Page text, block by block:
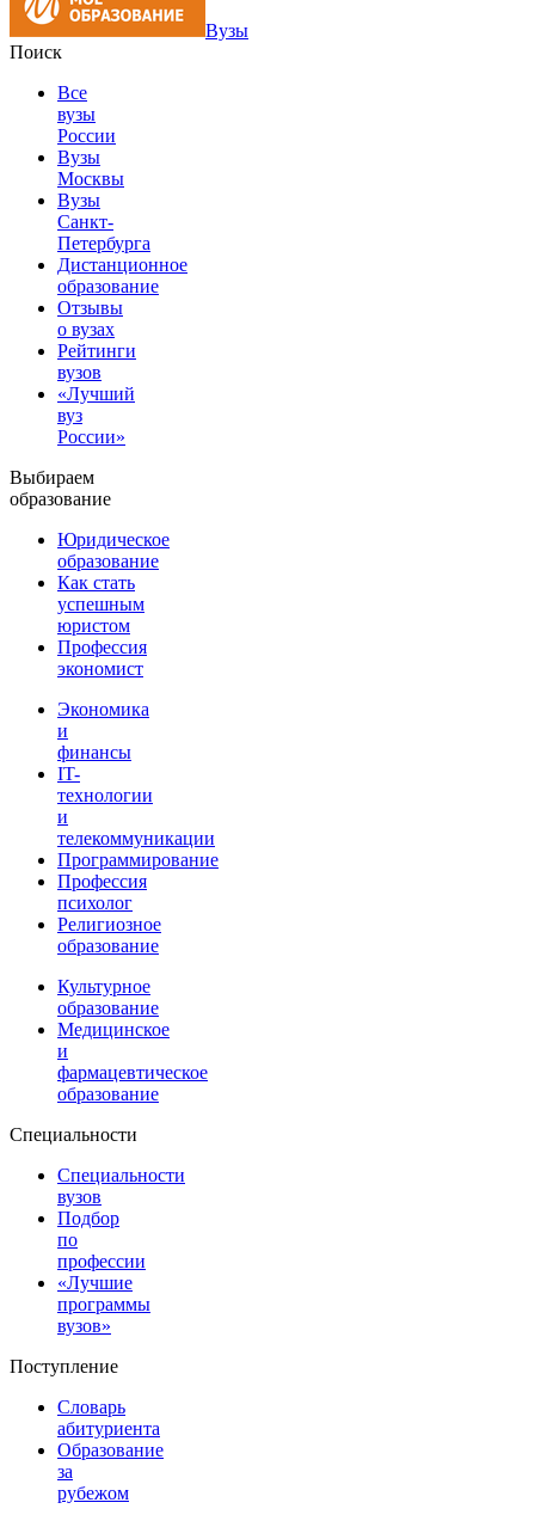
Вузы
Поиск
Все
вузы
России
Вузы
Москвы
Вузы
Санкт-
Петербурга
Дистанционное
образование
Отзывы
о вузах
Рейтинги
вузов
«Лучший
вуз
России»
Выбираем
образование
Юридическое
образование
Как стать
успешным
юристом
Профессия
экономист
Экономика
и
финансы
IT-
технологии
и
телекоммуникации
Программирование
Профессия
психолог
Религиозное
образование
Культурное
образование
Медицинское
и
фармацевтическое
образование
Специальности
Специальности
вузов
Подбор
по
профессии
«Лучшие
программы
вузов»
Поступление
Словарь
абитуриента
Образование
за
рубежом